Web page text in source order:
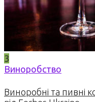
3
Виноробство
Виноробні та пивні